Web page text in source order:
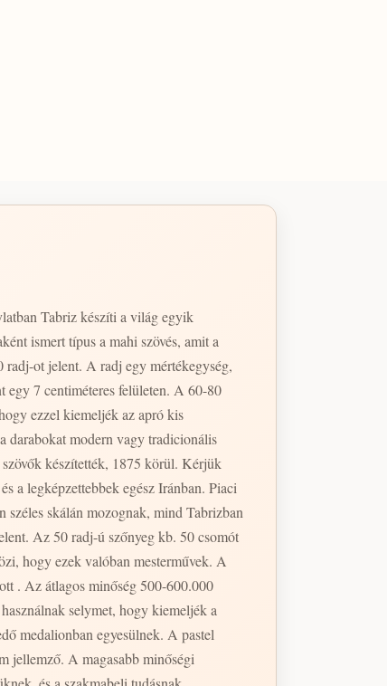
Tabriz készíti a világ egyik
ismert típus a mahi szövés, amit a
ot jelent. A radj egy mértékegység,
egy 7 centiméteres felületen. A 60-80
ezzel kiemeljék az apró kis
darabokat modern vagy tradicionális
készítették, 1875 körül. Kérjük
skálán mozognak, mind Tabrizban
Az 50 radj-ú szőnyeg kb. 50 csomót
hogy ezek valóban mesterművek. A
. Az átlagos minőség 500-600.000
selymet, hogy kiemeljék a
medalionban egyesülnek. A pastel
jellemző. A magasabb minőségi